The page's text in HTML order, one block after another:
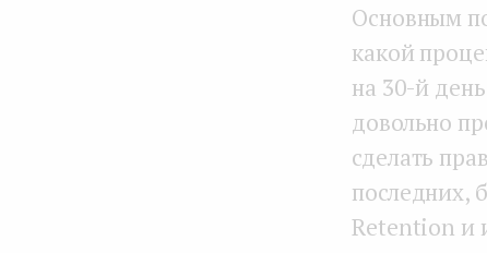
Основным
какой
на 30-й
довольно
сделать
последних,
Retention и